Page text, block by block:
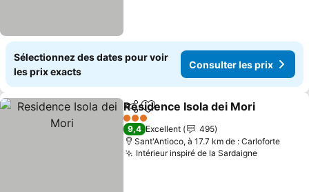
Sélectionnez des dates pour voir
les prix exacts
Consulter les prix
PartagerAjouter à mes favoris
Residence Isola dei Mori
3 Étoiles
9,4 Excellent
495
Sant'Antioco, à 17.7 km de : Carloforte
Intérieur inspiré de la Sardaigne